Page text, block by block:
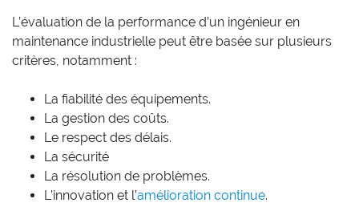
L’évaluation de la performance d’un ingénieur en
maintenance industrielle peut être basée sur plusieurs
critères, notamment :
La fiabilité des équipements.
La gestion des coûts.
Le respect des délais.
La sécurité
La résolution de problèmes.
L’innovation et l’amélioration continue.